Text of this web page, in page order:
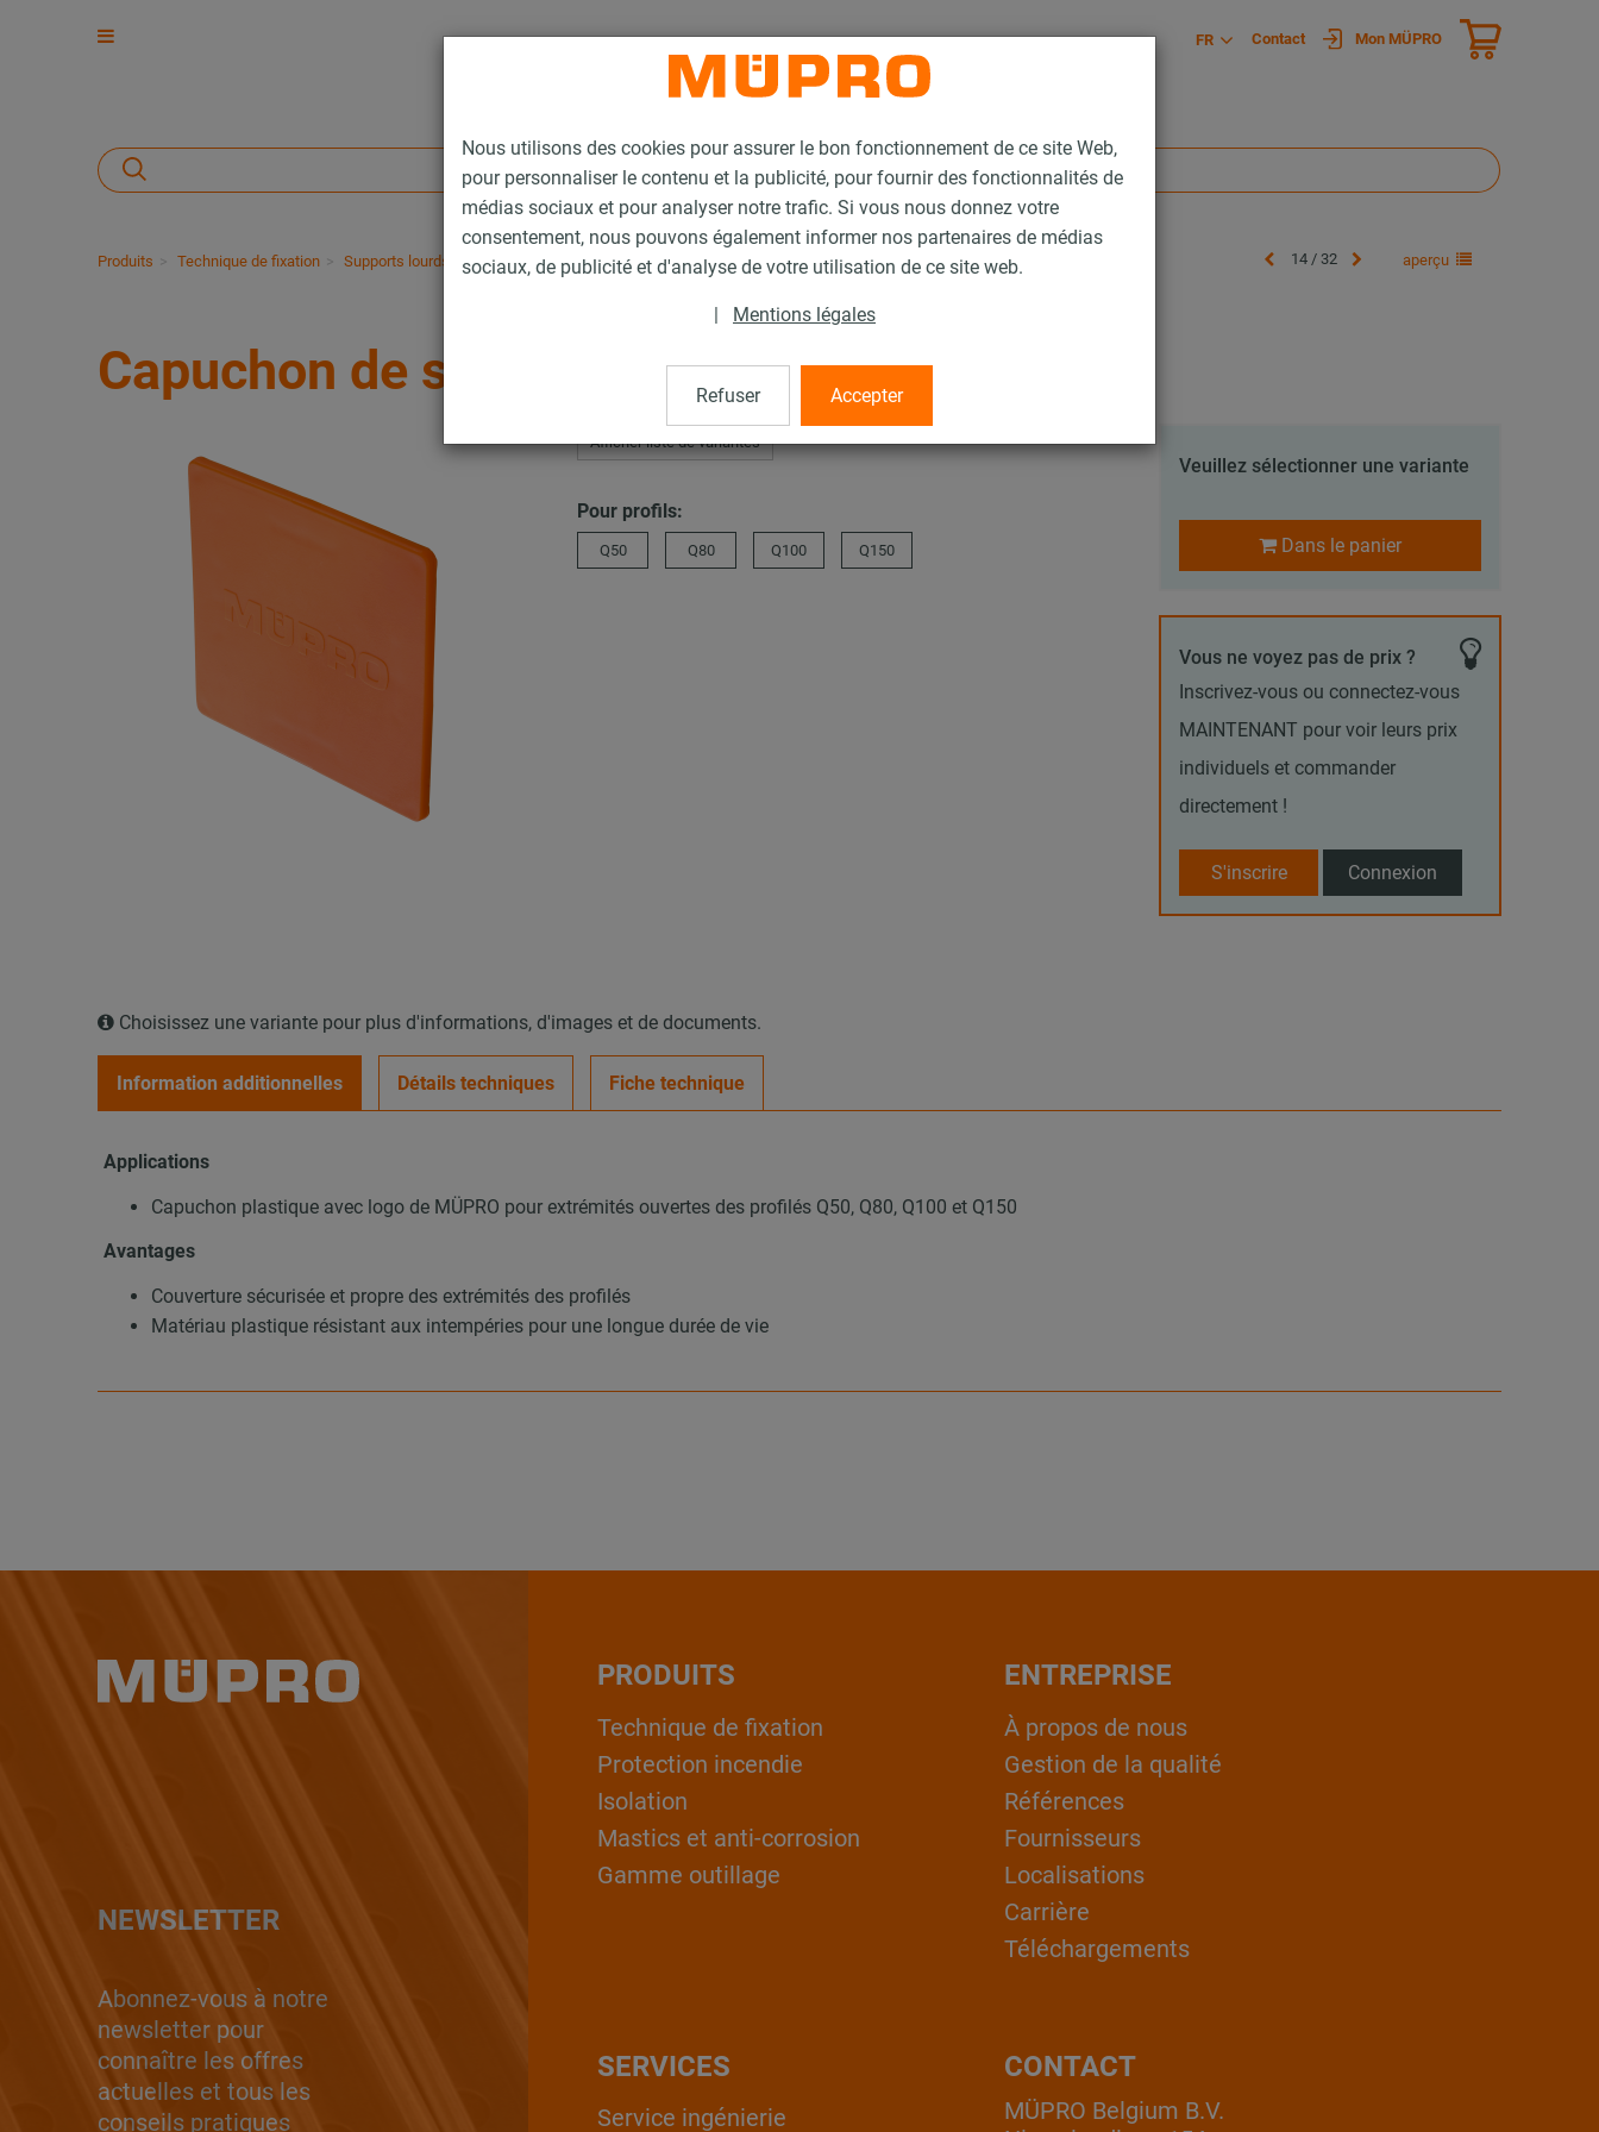
Nous utilisons des cookies pour assurer le bon fonctionnement de ce site Web,
pour personnaliser le contenu et la publicité, pour fournir des fonctionnalités de
médias sociaux et pour analyser notre trafic. Si vous nous donnez votre
consentement, nous pouvons également informer nos partenaires de médias
sociaux, de publicité et d'analyse de votre utilisation de ce site web.
| Mentions légales
Refuser Accepter
FR Contact Mon MÜPRO
Produits Technique de fixation Supports lourds Rails d’installation MPT (plage de charge lourde) Capuchon de sécurité MPT 14 / 32 aperçu
Capuchon de sécurité MPT
Afficher liste de variantes
Pour profils:
Q50 Q80 Q100 Q150
Veuillez sélectionner une variante
Dans le panier
Vous ne voyez pas de prix ?
Inscrivez-vous ou connectez-vous
MAINTENANT pour voir leurs prix
individuels et commander
directement !
S'inscrire Connexion
Choisissez une variante pour plus d'informations, d'images et de documents.
Information additionnelles Détails techniques Fiche technique
Applications
Capuchon plastique avec logo de MÜPRO pour extrémités ouvertes des profilés Q50, Q80, Q100 et Q150
Avantages
Couverture sécurisée et propre des extrémités des profilés
Matériau plastique résistant aux intempéries pour une longue durée de vie
NEWSLETTER
Abonnez-vous à notre
newsletter pour
connaître les offres
actuelles et tous les
conseils pratiques
PRODUITS
Technique de fixation
Protection incendie
Isolation
Mastics et anti-corrosion
Gamme outillage
ENTREPRISE
À propos de nous
Gestion de la qualité
Références
Fournisseurs
Localisations
Carrière
Téléchargements
CONTACT
MÜPRO Belgium B.V.
SERVICES
Service ingénierie